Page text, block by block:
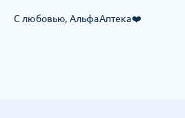
С любовью, АльфаАптека❤️